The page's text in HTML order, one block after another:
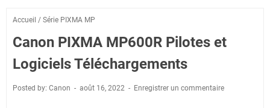
Accueil / Série PIXMA MP
Canon PIXMA MP600R Pilotes et
Logiciels Téléchargements
Posted by: Canon août 16, 2022 Enregistrer un commentaire